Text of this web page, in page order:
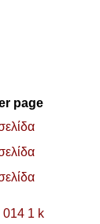
page